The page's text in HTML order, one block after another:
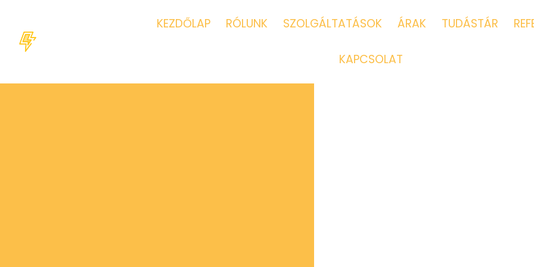
KEZDŐLAP RÓLUNK SZOLGÁLTATÁSOK ÁRAK TUDÁSTÁR
KAPCSOLAT